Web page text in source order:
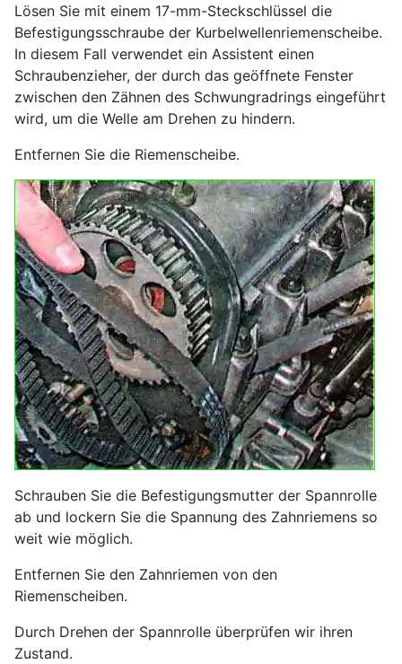
Lösen Sie mit einem 17-mm-Steckschlüssel die
Befestigungsschraube der Kurbelwellenriemenscheibe.
In diesem Fall verwendet ein Assistent einen
Schraubenzieher, der durch das geöffnete Fenster
zwischen den Zähnen des Schwungradrings eingeführt
wird, um die Welle am Drehen zu hindern.
Entfernen Sie die Riemenscheibe.
Schrauben Sie die Befestigungsmutter der Spannrolle
ab und lockern Sie die Spannung des Zahnriemens so
weit wie möglich.
Entfernen Sie den Zahnriemen von den
Riemenscheiben.
Durch Drehen der Spannrolle überprüfen wir ihren
Zustand.